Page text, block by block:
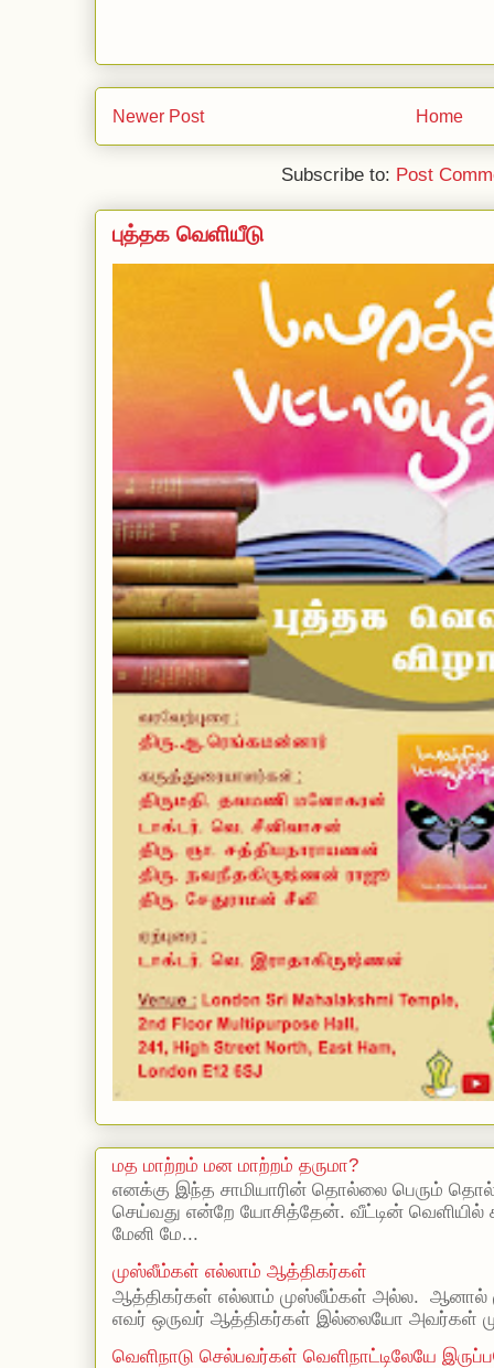
Newer Post Home
Subscribe to: Post
புத்தக வெளியீடு
மத மாற்றம் மன மாற்றம் தருமா?
எனக்கு இந்த சாமியாரின் தொல்லை பெரும்
செய்வது என்றே யோசித்தேன். வீட்டின்
மேனி மே...
முஸ்லீம்கள் எல்லாம் ஆத்திகர்கள்
ஆத்திகர்கள் எல்லாம் முஸ்லீம்கள் அல்ல. ஆனால்
எவர் ஒருவர் ஆத்திகர்கள் இல்லையோ அவர்கள்
வெளிநாடு செல்பவர்கள் வெளிநாட்டிலேயே